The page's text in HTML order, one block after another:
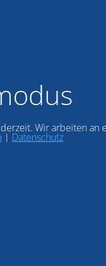
Wir arbeiten an
| Datenschutz